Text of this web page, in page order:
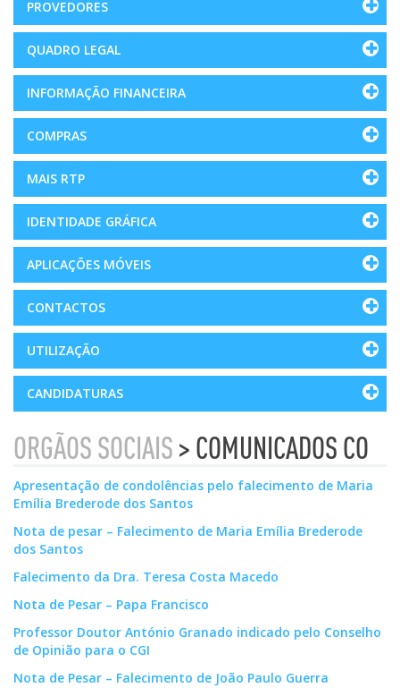
PROVEDORES
QUADRO LEGAL
INFORMAÇÃO FINANCEIRA
COMPRAS
MAIS RTP
IDENTIDADE GRÁFICA
APLICAÇÕES MÓVEIS
CONTACTOS
UTILIZAÇÃO
CANDIDATURAS
ORGÃOS SOCIAIS > COMUNICADOS CO
Apresentação de condolências pelo falecimento de Maria
Emília Brederode dos Santos
Nota de pesar – Falecimento de Maria Emília Brederode
dos Santos
Falecimento da Dra. Teresa Costa Macedo
Nota de Pesar – Papa Francisco
Professor Doutor António Granado indicado pelo Conselho
de Opinião para o CGI
Nota de Pesar – Falecimento de João Paulo Guerra